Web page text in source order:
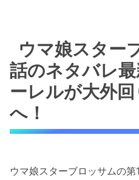
ウマ娘スター
話のネタバレ
ーレルが大外
へ！
ウマ娘スターブロッサムの第